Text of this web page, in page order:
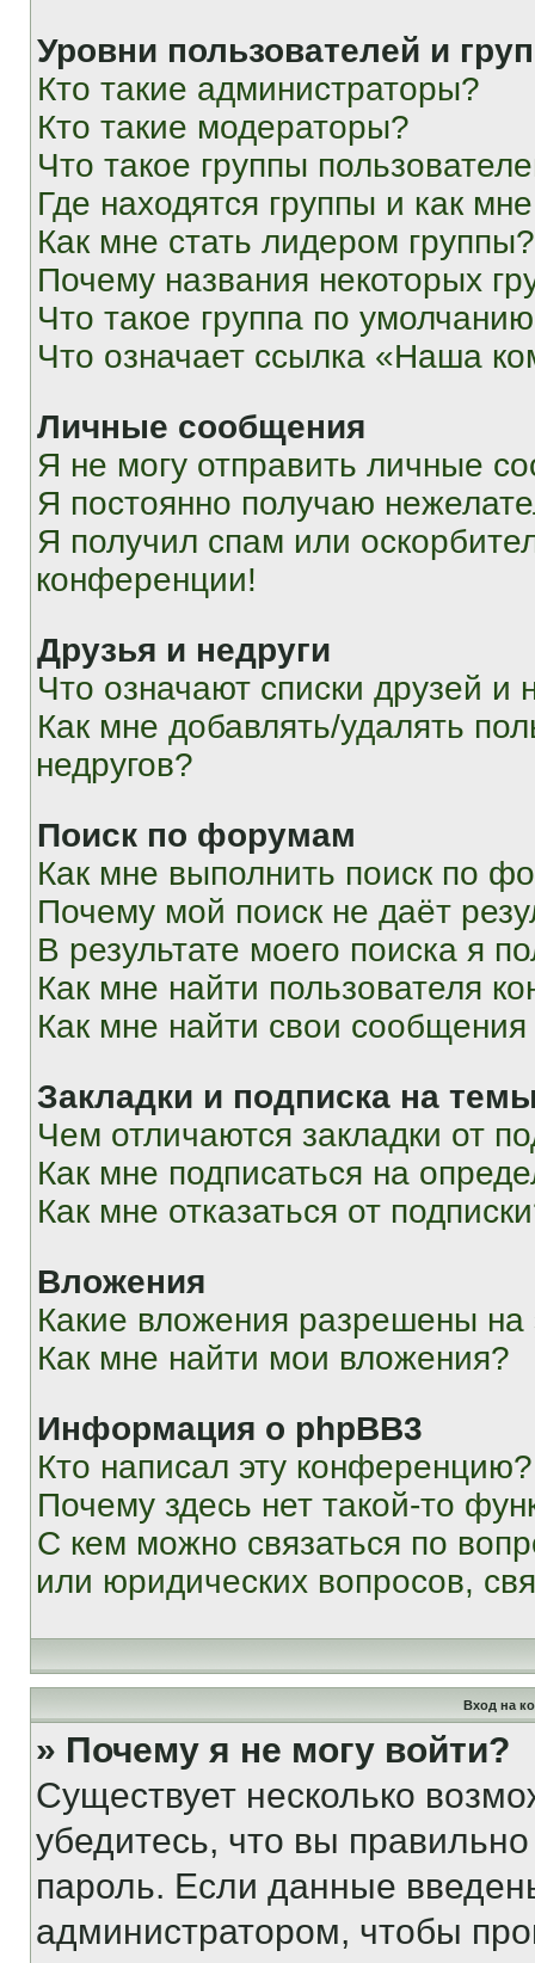
Уровни пользователей и
Кто такие администраторы?
Кто такие модераторы?
Что такое группы
Где находятся группы и как
Как мне стать лидером группы?
Почему названия некоторых
Что такое группа по
Что означает ссылка «Наша
Личные сообщения
Я не могу отправить личные
Я постоянно получаю
Я получил спам или
конференции!
Друзья и недруги
Что означают списки друзей и
Как мне добавлять/удалять
недругов?
Поиск по форумам
Как мне выполнить поиск по
Почему мой поиск не даёт
В результате моего поиска я
Как мне найти пользователя
Как мне найти свои
Закладки и подписка на
Чем отличаются закладки от
Как мне подписаться на
Как мне отказаться от
Вложения
Какие вложения разрешены
Как мне найти мои вложения?
Информация о phpBB3
Кто написал эту конференцию?
Почему здесь нет такой-то
С кем можно связаться по
или юридических вопросов,
Вход на
» Почему я не могу войти?
Существует несколько
убедитесь, что вы
пароль. Если данные
администратором, чтобы